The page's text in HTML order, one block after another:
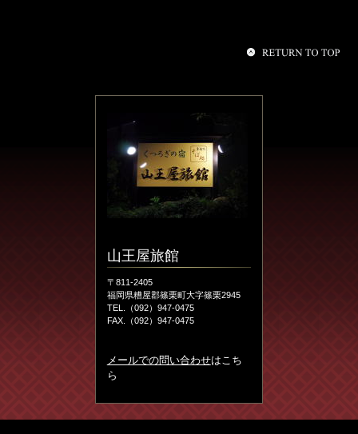
山王屋旅館
〒811-2405
福岡県糟屋郡篠栗町大字篠栗2945
TEL.（092）947-0475
FAX.（092）947-0475
メールでの問い合わせはこち
ら